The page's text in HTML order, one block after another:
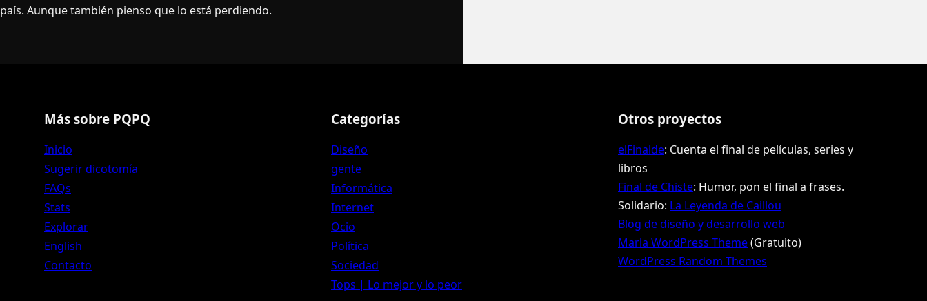
paí­s. Aunque también pienso que lo está perdiendo.
Más sobre PQPQ
Inicio
Sugerir dicotomía
FAQs
Stats
Explorar
English
Contacto
Categorías
Diseño
gente
Informática
Internet
Ocio
Política
Sociedad
Tops | Lo mejor y lo peor
Otros proyectos
elFinalde: Cuenta el final de películas, series y
libros
Final de Chiste: Humor, pon el final a frases.
Solidario: La Leyenda de Caillou
Blog de diseño y desarrollo web
Marla WordPress Theme(Gratuito)
WordPress Random Themes